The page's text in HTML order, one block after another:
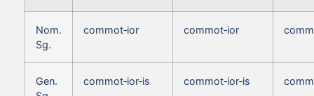
Nom.
Sg.
commot‑ior commot‑ior
Gen.
commot‑ior‑is commot‑ior‑is